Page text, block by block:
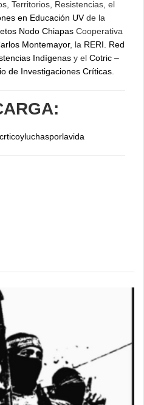
Territorios, Resistencias, el
en Educación UVde la
Nodo Chiapas Cooperativa
Montemayor, la RERI. Red
Indígenasy el Cotric –
de Investigaciones Críticas.